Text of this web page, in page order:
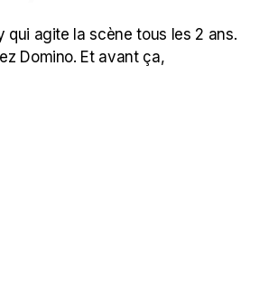
qui agite la scène tous les 2 ans.
Domino. Et avant ça,